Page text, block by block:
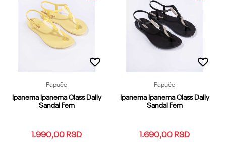
45.46
47
Dodaj u korpu
45.46
47
Dodaj u korpu
Papuče
Ipanema Ipanema Class Daily
Sandal Fem
1.990,00RSD
Papuče
Ipanema Ipanema Class Daily
Sandal Fem
1.690,00RSD